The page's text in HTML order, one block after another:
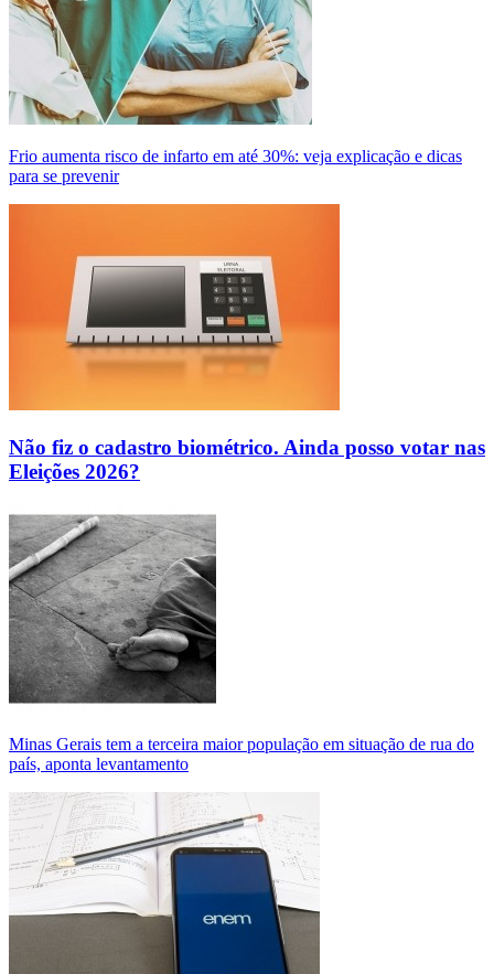
Frio aumenta risco de infarto em até 30%: veja explicação e dicas
para se prevenir
Não fiz o cadastro biométrico. Ainda posso votar nas
Eleições 2026?
Minas Gerais tem a terceira maior população em situação de rua do
país, aponta levantamento